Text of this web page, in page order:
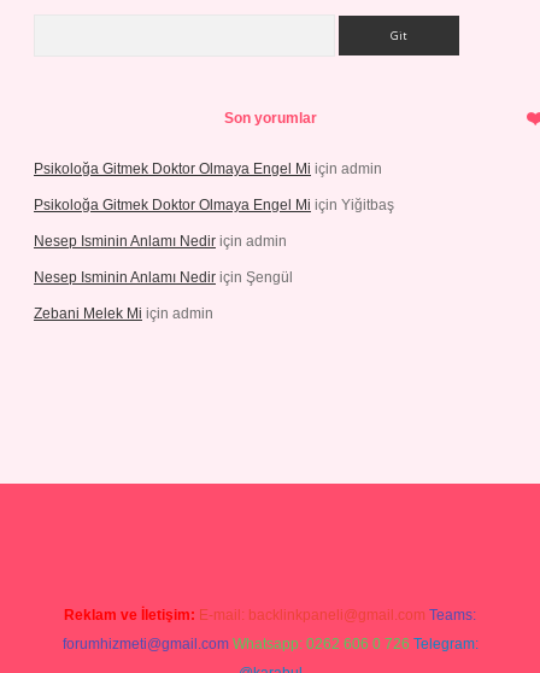
Son yorumlar
Psikoloğa Gitmek Doktor Olmaya Engel Mi için admin
Psikoloğa Gitmek Doktor Olmaya Engel Mi için Yiğitbaş
Nesep Isminin Anlamı Nedir için admin
Nesep Isminin Anlamı Nedir için Şengül
Zebani Melek Mi için admin
Reklam ve İletişim: E-mail: backlinkpaneli@gmail.com Teams:
forumhizmeti@gmail.com Whatsapp: 0262 606 0 726 Telegram: